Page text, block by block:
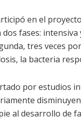
en el
fases:
tres veces
la bacteria
por estudios
al desarrollo de